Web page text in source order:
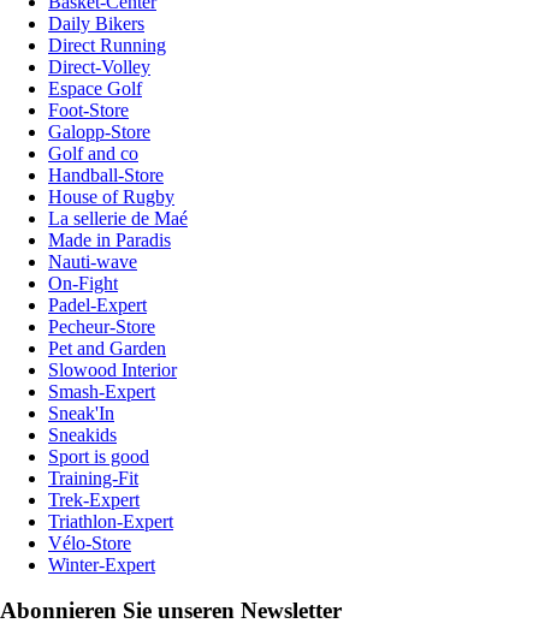
Daily Bikers
Direct Running
Direct-Volley
Espace Golf
Foot-Store
Galopp-Store
Golf and co
Handball-Store
House of Rugby
La sellerie de Maé
Made in Paradis
Nauti-wave
On-Fight
Padel-Expert
Pecheur-Store
Pet and Garden
Slowood Interior
Smash-Expert
Sneak'In
Sneakids
Sport is good
Training-Fit
Trek-Expert
Triathlon-Expert
Vélo-Store
Winter-Expert
Abonnieren Sie unseren Newsletter